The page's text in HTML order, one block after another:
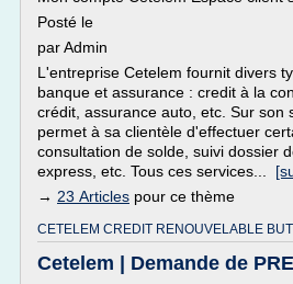
Posté le
par Admin
L'entreprise Cetelem fournit divers
banque et assurance : credit à la
crédit, assurance auto, etc. Sur son
permet à sa clientèle d'effectuer
consultation de solde, suivi dossier
express, etc. Tous ces services...
→ 23 Articles pour ce thème
CETELEM CREDIT RENOUVELABLE
Cetelem | Demande de